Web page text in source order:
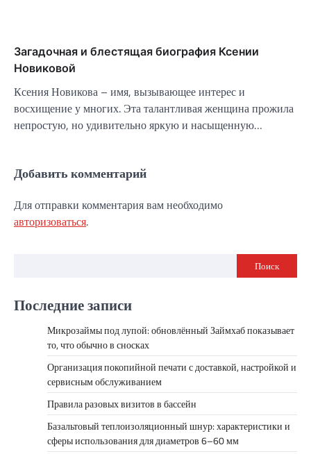
Загадочная и блестящая биография Ксении
Новиковой
Ксения Новикова – имя, вызывающее интерес и
восхищение у многих. Эта талантливая женщина прожила
непростую, но удивительно яркую и насыщенную…
Добавить комментарий
Для отправки комментария вам необходимо
авторизоваться.
Поиск
Последние записи
Микрозаймы под лупой: обновлённый Займхаб показывает
то, что обычно в сносках
Организация покопийной печати с доставкой, настройкой и
сервисным обслуживанием
Правила разовых визитов в бассейн
Базальтовый теплоизоляционный шнур: характеристики и
сферы использования для диаметров 6–60 мм